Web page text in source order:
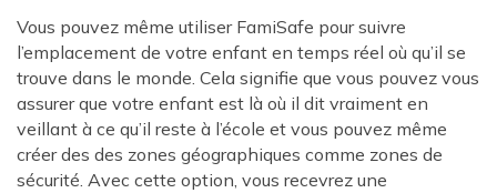
Vous pouvez même utiliser FamiSafe pour suivre
l’emplacement de votre enfant en temps réel où qu’il se
trouve dans le monde. Cela signifie que vous pouvez vous
assurer que votre enfant est là où il dit vraiment en
veillant à ce qu’il reste à l’école et vous pouvez même
créer des des zones géographiques comme zones de
sécurité. Avec cette option, vous recevrez une